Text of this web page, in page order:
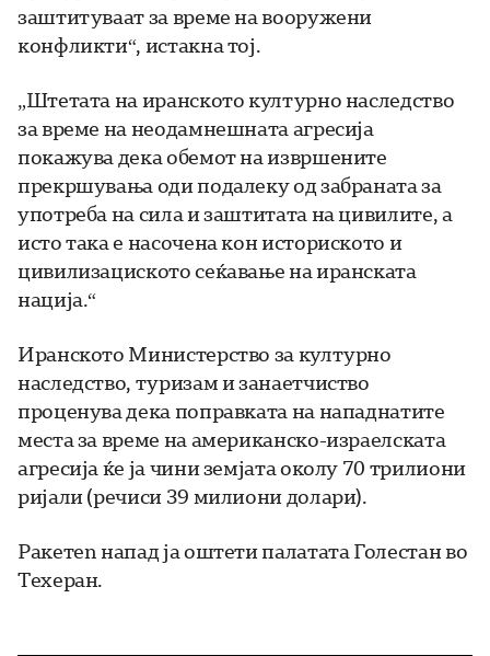
заштитуваат за време на вооружени
конфликти“, истакна тој.
„Штетата на иранското културно наследство
за време на неодамнешната агресија
покажува дека обемот на извршените
прекршувања оди подалеку од забраната за
употреба на сила и заштитата на цивилите, а
исто така е насочена кон историското и
цивилизациското сеќавање на иранската
нација.“
Иранското Министерство за културно
наследство, туризам и занаетчиство
проценува дека поправката на нападнатите
места за време на американско-израелската
агресија ќе ја чини земјата околу 70 трилиони
ријали (речиси 39 милиони долари).
Ракетen напад ја оштети палатата Голестан во
Техеран.